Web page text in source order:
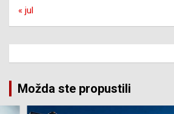
« jul
Možda ste propustili